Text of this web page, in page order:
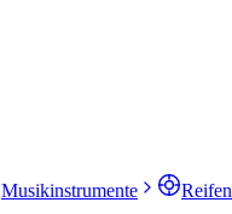
Musikinstrumente Reifen